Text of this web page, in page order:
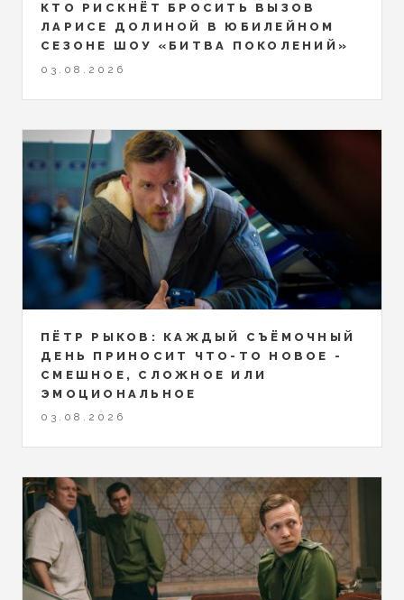
КТО РИСКНЁТ БРОСИТЬ ВЫЗОВ
ЛАРИСЕ ДОЛИНОЙ В ЮБИЛЕЙНОМ
СЕЗОНЕ ШОУ «БИТВА ПОКОЛЕНИЙ»
03.08.2026
ПЁТР РЫКОВ: КАЖДЫЙ СЪЁМОЧНЫЙ
ДЕНЬ ПРИНОСИТ ЧТО-ТО НОВОЕ -
СМЕШНОЕ, СЛОЖНОЕ ИЛИ
ЭМОЦИОНАЛЬНОЕ
03.08.2026